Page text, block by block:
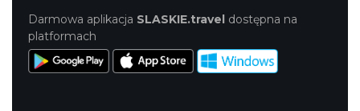
Darmowa aplikacja SLASKIE.travel dostępna na
platformach